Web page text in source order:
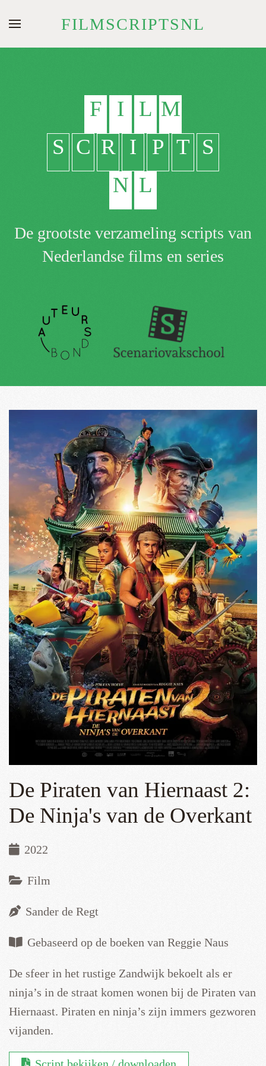
Skip to main contentFILMSCRIPTSNL
F I L M
S C R I P T S
N L
De grootste verzameling scripts van
Nederlandse films en series
De Piraten van Hiernaast 2:
De Ninja's van de Overkant
2022
Film
Sander de Regt
Gebaseerd op de boeken van Reggie Naus
De sfeer in het rustige Zandwijk bekoelt als er
ninja’s in de straat komen wonen bij de Piraten van
Hiernaast. Piraten en ninja’s zijn immers gezworen
vijanden.